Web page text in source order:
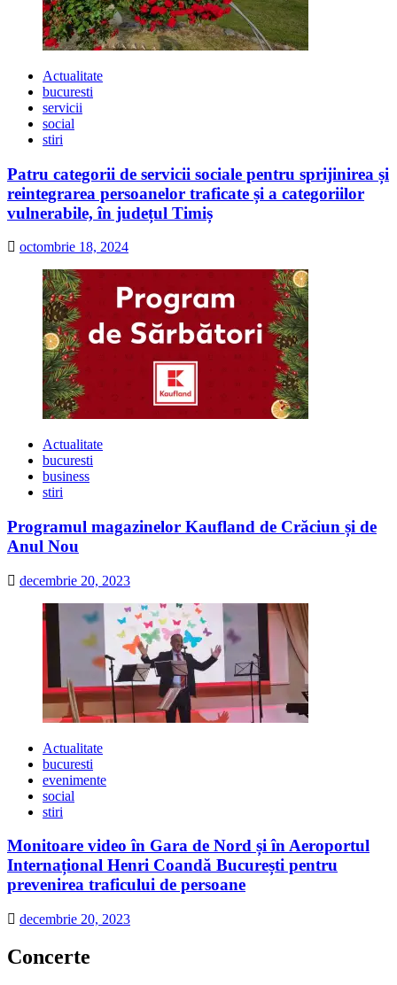
Actualitate
bucuresti
servicii
social
stiri
Patru categorii de servicii sociale pentru sprijinirea și
reintegrarea persoanelor traficate și a categoriilor
vulnerabile, în județul Timiș
octombrie 18, 2024
Actualitate
bucuresti
business
stiri
Programul magazinelor Kaufland de Crăciun și de
Anul Nou
decembrie 20, 2023
Actualitate
bucuresti
evenimente
social
stiri
Monitoare video în Gara de Nord și în Aeroportul
Internațional Henri Coandă București pentru
prevenirea traficului de persoane
decembrie 20, 2023
Concerte